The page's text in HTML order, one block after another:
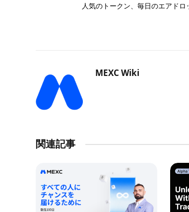
人気のトークン、毎日のエアド
MEXC Wiki
関連記事